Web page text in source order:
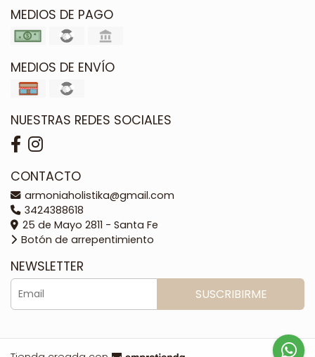
MEDIOS DE PAGO
MEDIOS DE ENVÍO
NUESTRAS REDES SOCIALES
CONTACTO
armoniaholistika@gmail.com
3424388618
25 de Mayo 2811 - Santa Fe
Botón de arrepentimiento
NEWSLETTER
SUSCRIBIRME